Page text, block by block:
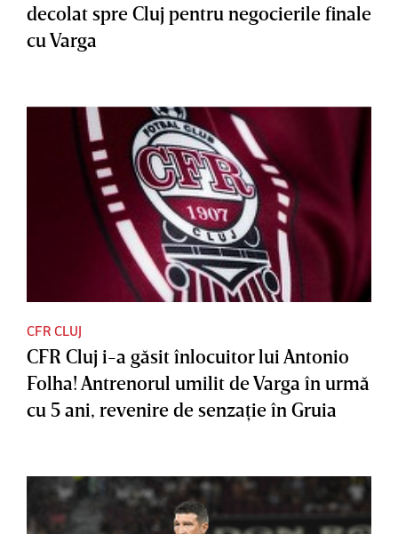
decolat spre Cluj pentru negocierile finale
cu Varga
CFR CLUJ
CFR Cluj i-a găsit înlocuitor lui Antonio
Folha! Antrenorul umilit de Varga în urmă
cu 5 ani, revenire de senzaţie în Gruia